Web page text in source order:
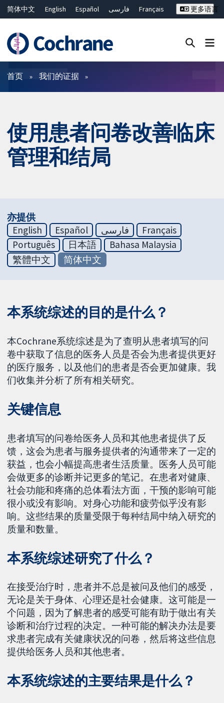
简体中文 English Español فارسی
Français
ไทย
繁體中文
更多语言
过滤
首页 我们的证据
使用患者问卷改善临床
管理和结局
亦提供
English
Español فارسی
Français
Português
日本語
Bahasa Malaysia
繁體中文
简体中文
本系统综述的目的是什么？
本Cochrane系统综述是为了查明从患者填写的问
卷中获取了信息的医务人员是否会为患者提供更好
的医疗服务，以及他们的患者是否会更加健康。我
们收集并分析了所有相关研究。
关键信息
患者填写的问卷给医务人员和其他患者提供了反
馈，这会为患者与服务提供者的沟通带来了一定的
获益，也会小幅提高患者生活质量。医务人员可能
会做更多的诊断并记更多的笔记。在患者对健康、
社会功能和疼痛的总体看法方面，干预的影响可能
很小或没有影响。对身心功能和疲劳似乎没有影
响。这些结果的质量受限于每种结局中纳入研究的
质量和数量。
本系统综述研究了什么？
在接受治疗时，患者并不总是被问及他们的感受，
无论是关于身体、心理还是社会健康。这可能是一
个问题，因为了解患者的感受可能有助于做出有关
诊断和治疗过程的决定。一种可能的解决办法是要
求患者完成有关健康状况的问卷，然后将这些信息
提供给医务人员和其他患者。
本系统综述的主要结果是什么？